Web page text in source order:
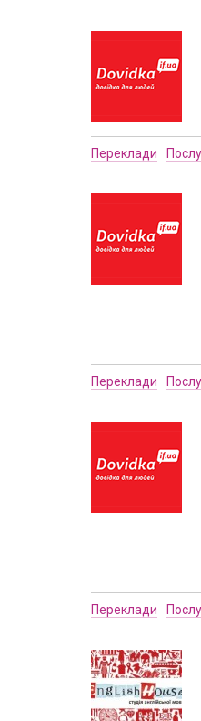
Переклади
Переклади
Переклади